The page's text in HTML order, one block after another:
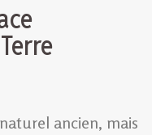
ancien, mais